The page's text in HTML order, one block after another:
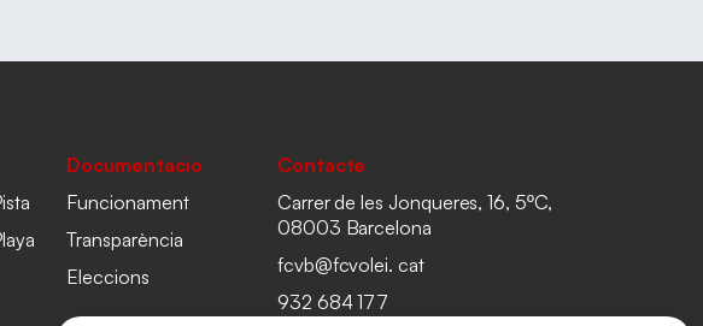
Documentacio
Funcionament
Transparència
Eleccions
Contacte
Carrer de les Jonqueres, 16, 5ºC,
08003 Barcelona
fcvb@fcvolei. cat
932 684 177